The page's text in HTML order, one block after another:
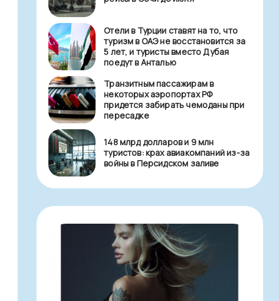
Отели в Турции ставят на то, что
туризм в ОАЭ не восстановится за
5 лет, и туристы вместо Дубая
поедут в Анталью
Транзитным пассажирам в
некоторых аэропортах РФ
придется забирать чемоданы при
пересадке
148 млрд долларов и 9 млн
туристов: крах авиакомпаний из-за
войны в Персидском заливе